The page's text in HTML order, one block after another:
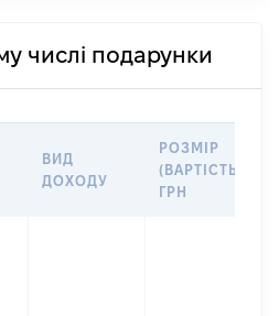
числі подарунки
ВИД
ДОХОДУ
РОЗМІР
(ВАРТІСТЬ),
ГРН